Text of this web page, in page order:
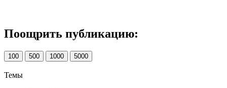
Поощрить публикацию:
100 500 1000 5000
Темы